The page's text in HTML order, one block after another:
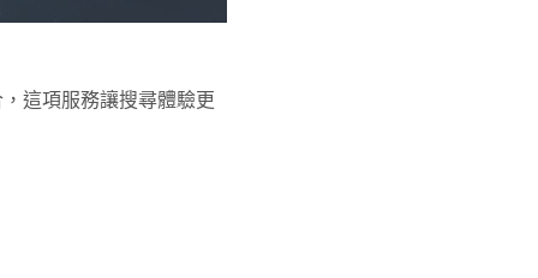
這項服務讓搜尋體驗更